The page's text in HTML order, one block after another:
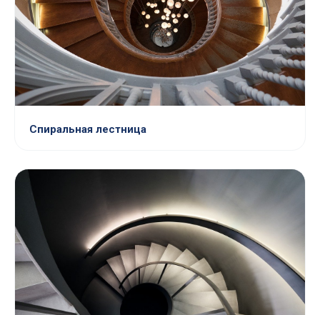
Спиральная лестница